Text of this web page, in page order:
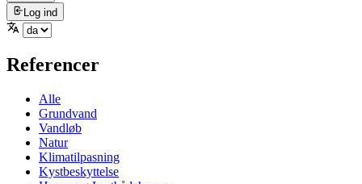
Log ind
Referencer
Alle
Grundvand
Vandløb
Natur
Klimatilpasning
Kystbeskyttelse